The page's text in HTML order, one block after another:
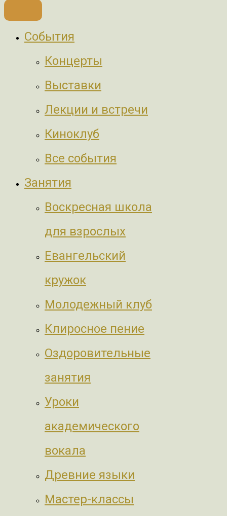
События
Концерты
Выставки
Лекции и встречи
Киноклуб
Все события
Занятия
Воскресная школа
для взрослых
Евангельский
кружок
Молодежный клуб
Клиросное пение
Оздоровительные
занятия
Уроки
академического
вокала
Древние языки
Мастер-классы